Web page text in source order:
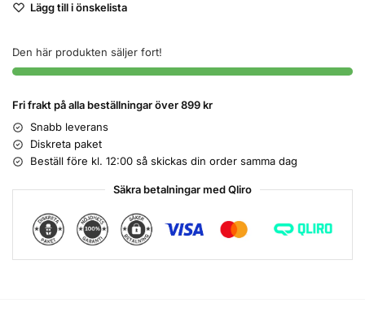
Lägg till i önskelista
Den här produkten säljer fort!
Fri frakt på alla beställningar över 899 kr
Snabb leverans
Diskreta paket
Beställ före kl. 12:00 så skickas din order samma dag
Säkra betalningar med Qliro